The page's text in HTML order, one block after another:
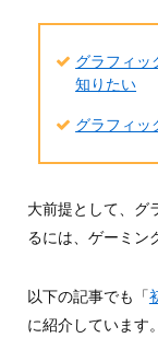
グラフィッ
知りたい
グラフィッ
大前提として、グ
るには、ゲーミン
以下の記事でも「
に紹介しています